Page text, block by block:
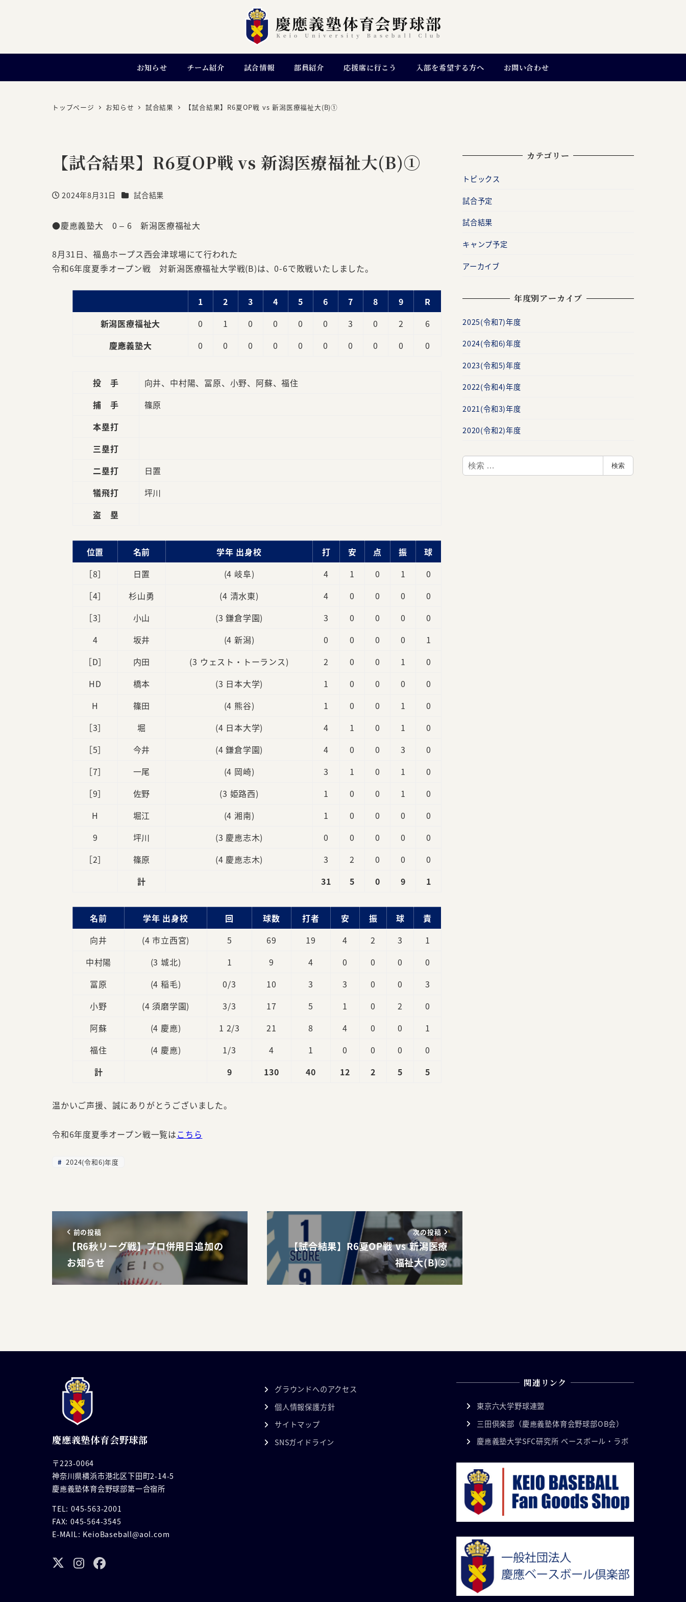
お知らせ チーム紹介 試合情報 部員紹介 応援席に行こう 入部を希望する方へ お問い合わせ
トップページ お知らせ 試合結果 【試合結果】R6夏OP戦 vs 新潟医療福祉大(B)①
【試合結果】R6夏OP戦 vs 新潟医療福祉大(B)①
投稿日
2024年8月31日 カテゴリー
試合結果
●慶應義塾大 0 – 6 新潟医療福祉大
8月31日、福島ホープス西会津球場にて行われた
令和6年度夏季オープン戦 対新潟医療福祉大学戦(B)は、0-6で敗戦いたしました。
1 2 3 4 5 6 7 8 9
R
新潟医療福祉大
0 1 0 0 0 0 3 0 2
6
慶應義塾大
0 0 0 0 0 0 0 0 0 0
投 手
向井、中村陽、冨原、小野、阿蘇、福住
捕 手
篠原
本塁打
三塁打
二塁打
日置
犠飛打
坪川
盗 塁
位置 名前 学年 出身校 打 安 点 振
球
［8］
日置 (4 岐阜) 4 1 0 1
0
［4］
杉山勇 (4 清水東) 4 0 0 0
0
［3］
小山 (3 鎌倉学園) 3 0 0 0
0
4
坂井 (4 新潟) 0 0 0 0
1
［D］
内田 (3 ウェスト・トーランス) 2 0 0 1
0
HD
橋本 (3 日本大学) 1 0 0 0
0
H
篠田 (4 熊谷) 1 0 0 1
0
［3］
堀 (4 日本大学) 4 1 0 1
0
［5］
今井 (4 鎌倉学園) 4 0 0 3
0
［7］
一尾 (4 岡崎) 3 1 0 1
0
［9］
佐野 (3 姫路西) 1 0 0 1
0
H
堀江 (4 湘南) 1 0 0 0
0
9
坪川 (3 慶應志木) 0 0 0 0
0
［2］
篠原 (4 慶應志木) 3 2 0 0
0
計
31 5 0 9 1
名前 学年 出身校 回 球数 打者 安 振 球
責
向井
(4 市立西宮) 5 69 19 4 2 3
1
中村陽
(3 城北) 1 9 4 0 0 0
0
冨原
(4 稲毛) 0/3 10 3 3 0 0
3
小野
(4 須磨学園) 3/3 17 5 1 0 2
0
阿蘇
(4 慶應) 1 2/3 21 8 4 0 0
1
福住
(4 慶應) 1/3 4 1 0 0 0
0
計
9 130 40 12 2 5 5
温かいご声援、誠にありがとうございました。
令和6年度夏季オープン戦一覧はこちら
2024(令和6)年度
前の投稿
【R6秋リーグ戦】プロ併用日追加の
お知らせ
次の投稿
【試合結果】R6夏OP戦 vs 新潟医療
福祉大(B)②
カテゴリー
トピックス
試合予定
試合結果
キャンプ予定
アーカイブ
年度別アーカイブ
2025(令和7)年度
2024(令和6)年度
2023(令和5)年度
2022(令和4)年度
2021(令和3)年度
2020(令和2)年度
検
索
検索
慶應義塾体育会野球部
〒223-0064
神奈川県横浜市港北区下田町2-14-5
慶應義塾体育会野球部第一合宿所
TEL: 045-563-2001
FAX: 045-564-3545
E-MAIL: KeioBaseball@aol.com
グラウンドへのアクセス
個人情報保護方針
サイトマップ
SNSガイドライン
関連リンク
東京六大学野球連盟
三田倶楽部（慶應義塾体育会野球部OB会）
慶應義塾大学SFC研究所 ベースボール・ラボ